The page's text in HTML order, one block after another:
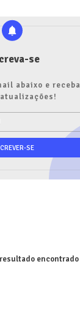
se
abaixo e receba
encontrado